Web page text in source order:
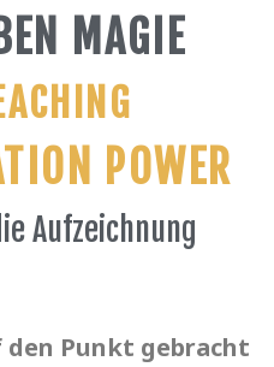
MAGIE
POWER
Aufzeichnung
den Punkt gebracht